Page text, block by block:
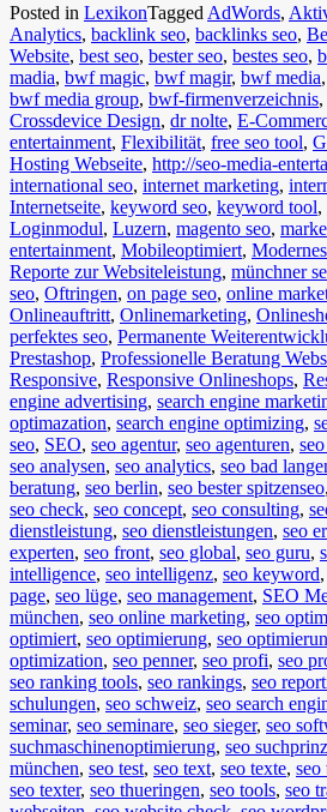
Posted in LexikonTagged AdWords,
Analytics, backlink seo, backlinks seo,
Website, best seo, bester seo, bestes seo,
madia, bwf magic, bwf magir, bwf media,
bwf media group, bwf-firmenverzeichnis,
Crossdevice Design, dr nolte, E-
entertainment, Flexibilität, free seo tool,
Hosting Webseite, http://seo-media-
international seo, internet marketing,
Internetseite, keyword seo, keyword tool,
Loginmodul, Luzern, magento seo,
entertainment, Mobileoptimiert,
Reporte zur Websiteleistung, münchner
seo, Oftringen, on page seo, online
Onlineauftritt, Onlinemarketing,
perfektes seo, Permanente
Prestashop, Professionelle Beratung
Responsive, Responsive Onlineshops,
engine advertising, search engine
optimazation, search engine optimizing,
seo, SEO, seo agentur, seo agenturen,
seo analysen, seo analytics, seo bad
beratung, seo berlin, seo bester spitzenseo,
seo check, seo concept, seo consulting,
dienstleistung, seo dienstleistungen, seo
experten, seo front, seo global, seo guru,
intelligence, seo intelligenz, seo keyword,
page, seo lüge, seo management, SEO
münchen, seo online marketing, seo
optimiert, seo optimierung, seo
optimization, seo penner, seo profi, seo
seo ranking tools, seo rankings, seo
schulungen, seo schweiz, seo search
seminar, seo seminare, seo sieger, seo
suchmaschinenoptimierung, seo
münchen, seo test, seo text, seo texte, seo
seo texter, seo thueringen, seo tools, seo